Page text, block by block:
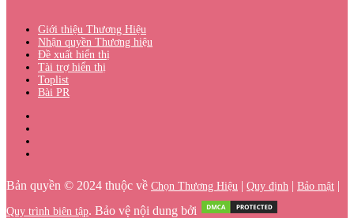
Giới thiệu Thương Hiệu
Nhận quyền Thương hiệu
Đề xuất hiển thị
Tài trợ hiển thị
Toplist
Bài PR
Bản quyền © 2024 thuộc về Chọn Thương Hiệu | Quy định | Bảo mật |
Quy trình biên tập. Bảo vệ nội dung bởi